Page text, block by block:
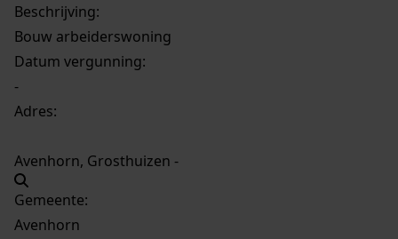
Beschrijving:
Bouw arbeiderswoning
Datum vergunning:
-
Adres:
Avenhorn, Grosthuizen -
Gemeente:
Avenhorn